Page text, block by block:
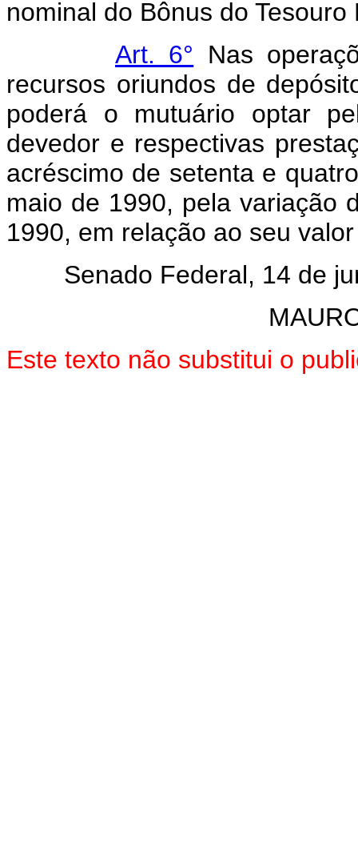
nominal do Bônus do
Art. 6° Nas
recursos oriundos de
poderá o mutuário optar
devedor e respectivas
acréscimo de setenta e
maio de 1990, pela variação
1990, em relação ao seu
Senado Federal, 14 de
Este texto não substitui o